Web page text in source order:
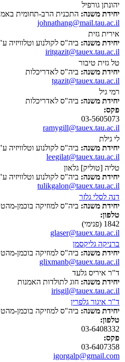
יהונתן גורפיל
יחידת משנה: התכנית הרב-תחומית
johnathang@mail.tau.ac.il
אירית גזית
יחידת משנה: ביה"ס לקולנוע
iritgazit@tauex.tau.ac.il
טל גזית טיבור
יחידת משנה: ביה"ס לאדריכלות
tgazit@tauex.tau.ac.il
רמי גיל
יחידת משנה: ביה"ס לאדריכלות
פקס:
03-5605073
ramygill@tauex.tau.ac.il
לי גילת
יחידת משנה: ביה"ס לקולנוע
leegilat@tauex.tau.ac.il
טליה [טוליק] גלאון
יחידת משנה: ביה"ס לקולנוע
tulikgalon@tauex.tau.ac.il
דנה לסלי גלזר
יחידת משנה: ביה"ס למוזיקה בוכמן-
טלפון:
1842 (פנימי)
glaser@tauex.tau.ac.il
ברניקה גליקסמן
יחידת משנה: ביה"ס למוזיקה בוכמן-
glixmanb@tauex.tau.ac.il
ד"ר איריס גלעד
יחידת משנה: חוג לתולדות האמנות
irisgil@tauex.tau.ac.il
ד"ר איגור גלפרין
יחידת משנה: ביה"ס למוזיקה בוכמן-
טלפון:
03-6408332
פקס:
03-6407358
igorgalp@gmail.com